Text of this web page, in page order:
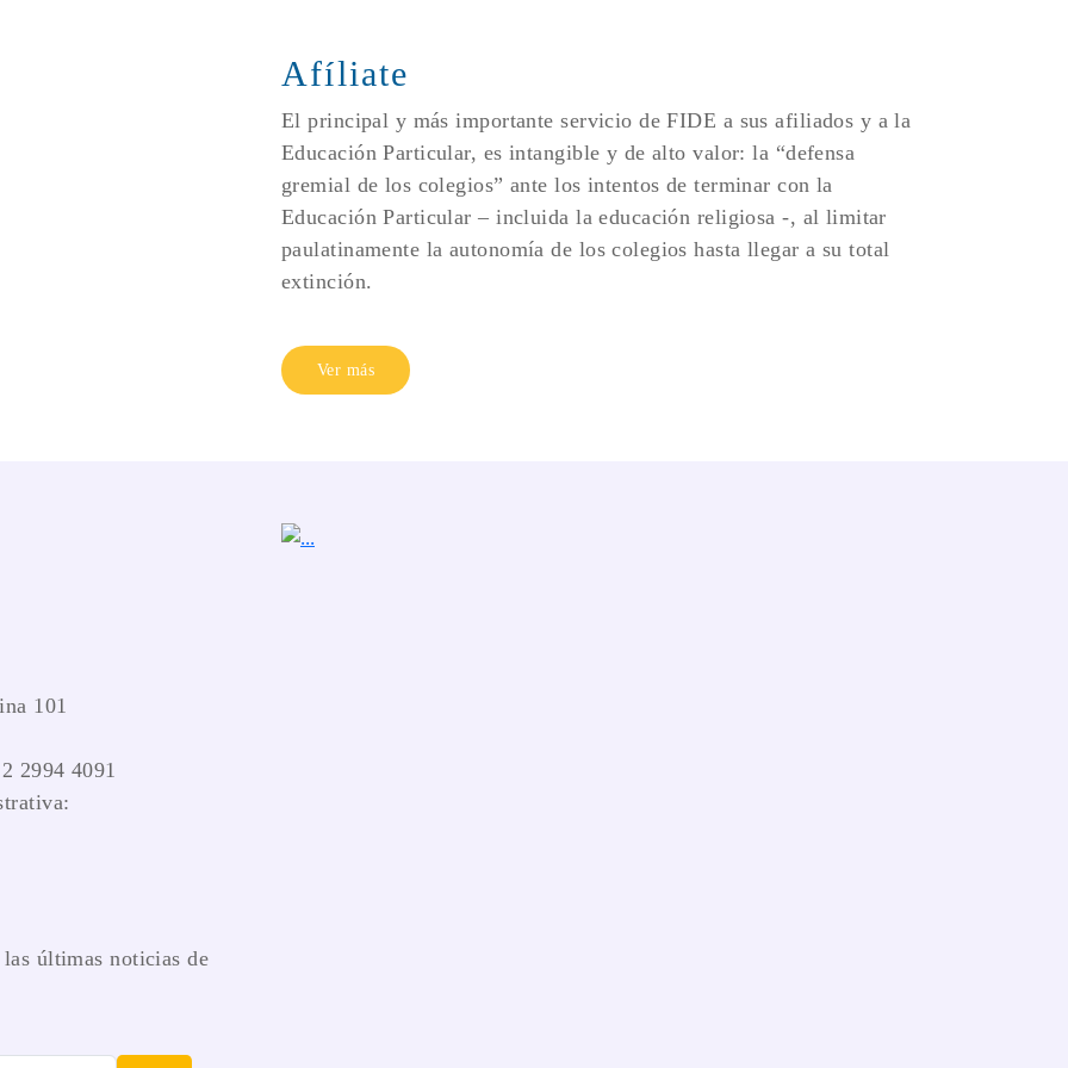
Afíliate
El principal y más importante servicio de FIDE a sus afiliados y a la
Educación Particular, es intangible y de alto valor: la “defensa
gremial de los colegios” ante los intentos de terminar con la
Educación Particular – incluida la educación religiosa -, al limitar
paulatinamente la autonomía de los colegios hasta llegar a su total
extinción.
Ver más
101
2994 4091
últimas noticias de